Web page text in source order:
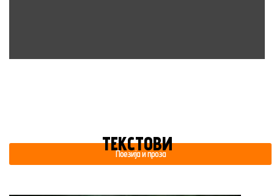
ТЕКСТОВИ
Поезија и проза